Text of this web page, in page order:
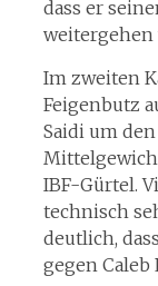
dass er
weitergehen
Im zweiten
Feigenbutz
Saidi um
IBF-Gürtel.
technisch
deutlich,
gegen Caleb